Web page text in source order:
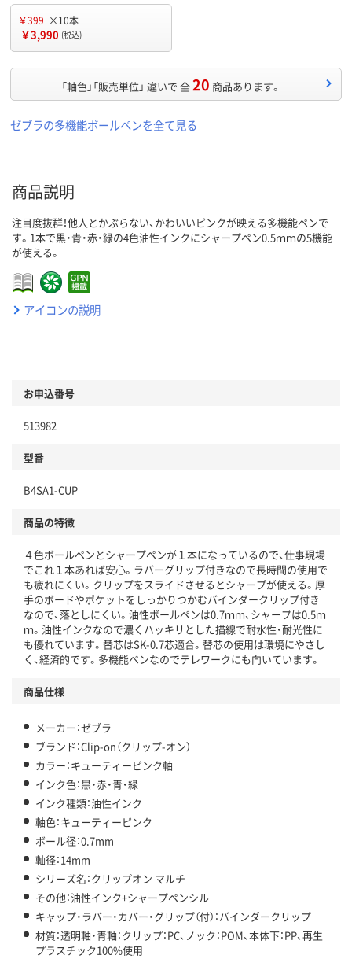
￥399 ×10本
￥3,990 (税込)
「軸色」「販売単位」 違いで 全20 商品あります。
ゼブラの多機能ボールペンを全て見る
商品説明
注目度抜群！他人とかぶらない、かわいいピンクが映える多機能ペンで
す。1本で黒・青・赤・緑の4色油性インクにシャープペン0.5ｍｍの5機能
が使える。
アイコンの説明
お申込番号
513982
型番
B4SA1-CUP
商品の特徴
４色ボールペンとシャープペンが１本になっているので、仕事現場
でこれ１本あれば安心。ラバーグリップ付きなので長時間の使用で
も疲れにくい。クリップをスライドさせるとシャープが使える。厚
手のボードやポケットをしっかりつかむバインダークリップ付き
なので、落としにくい。油性ボールペンは0.7ｍｍ、シャープは0.5ｍ
ｍ。油性インクなので濃くハッキリとした描線で耐水性・耐光性に
も優れています。替芯はSK-0.7芯適合。替芯の使用は環境にやさし
く、経済的です。多機能ペンなのでテレワークにも向いています。
商品仕様
メーカー：ゼブラ
ブランド：Clip-on（クリップ-オン）
カラー：キューティーピンク軸
インク色：黒・赤・青・緑
インク種類：油性インク
軸色：キューティーピンク
ボール径：0.7mm
軸径：14mm
シリーズ名：クリップオン マルチ
その他：油性インク+シャープペンシル
キャップ・ラバー・カバー・グリップ（付）：バインダークリップ
材質：透明軸・青軸：クリップ：PC、ノック：POM、本体下：PP、再生
プラスチック100%使用